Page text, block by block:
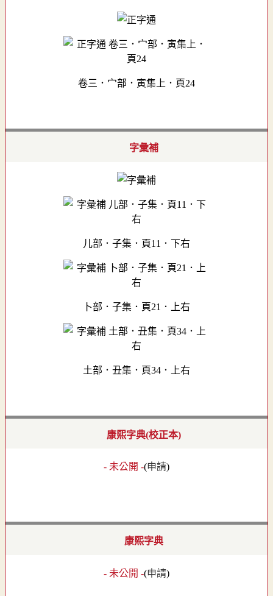
卷三．宀部．寅集上．頁24
字彙補
儿部．子集．頁11．下右
卜部．子集．頁21．上右
土部．丑集．頁34．上右
康熙字典(校正本)
- 未公開 -(申請)
康熙字典
- 未公開 -(申請)